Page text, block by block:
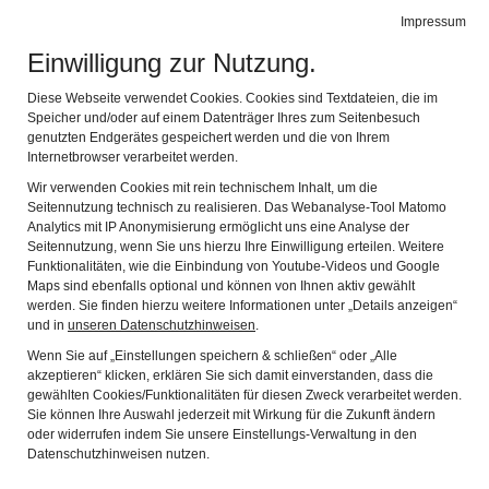
Impressum
Einwilligung zur Nutzung.
Diese Webseite verwendet Cookies. Cookies sind Textdateien, die im
Speicher und/oder auf einem Datenträger Ihres zum Seitenbesuch
genutzten Endgerätes gespeichert werden und die von Ihrem
Internetbrowser verarbeitet werden.
Wir verwenden Cookies mit rein technischem Inhalt, um die
Seitennutzung technisch zu realisieren. Das Webanalyse-Tool Matomo
Analytics mit IP Anonymisierung ermöglicht uns eine Analyse der
Seitennutzung, wenn Sie uns hierzu Ihre Einwilligung erteilen. Weitere
Funktionalitäten, wie die Einbindung von Youtube-Videos und Google
Maps sind ebenfalls optional und können von Ihnen aktiv gewählt
werden. Sie finden hierzu weitere Informationen unter „Details anzeigen“
und in unseren Datenschutzhinweisen.
Wenn Sie auf „Einstellungen speichern & schließen“ oder „Alle
akzeptieren“ klicken, erklären Sie sich damit einverstanden, dass die
gewählten Cookies/Funktionalitäten für diesen Zweck verarbeitet werden.
Sie können Ihre Auswahl jederzeit mit Wirkung für die Zukunft ändern
oder widerrufen indem Sie unsere Einstellungs-Verwaltung in den
Datenschutzhinweisen nutzen.
Das Bibelzentrum Bayern
Seine Aufgaben
Rechtsform